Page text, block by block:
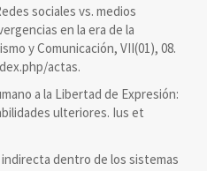
sociales vs. medios
en la era de la
y Comunicación, VII(01), 08.
actas.
a la Libertad de Expresión:
ulteriores. Ius et
indirecta dentro de los sistemas